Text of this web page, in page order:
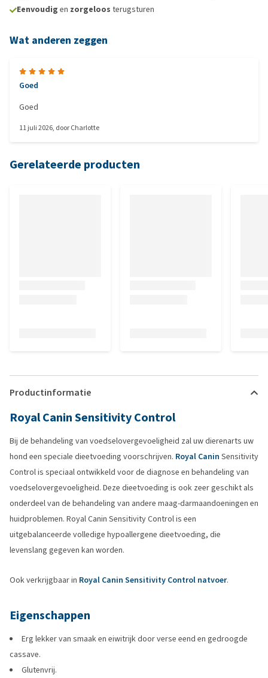
Eenvoudig en zorgeloos terugsturen
Wat anderen zeggen
Goed
Goed
11 juli 2026, doorCharlotte
Gerelateerde producten
Productinformatie
Royal Canin Sensitivity Control
Bij de behandeling van voedselovergevoeligheid zal uw dierenarts uw
hond een speciale dieetvoeding voorschrijven. Royal Canin Sensitivity
Control is speciaal ontwikkeld voor de diagnose en behandeling van
voedselovergevoeligheid. Deze dieetvoeding is ook zeer geschikt als
onderdeel van de behandeling van andere maag-darmaandoeningen en
huidproblemen. Royal Canin Sensitivity Control is een
uitgebalanceerde volledige hypoallergene dieetvoeding, die
levenslang gegeven kan worden.
Ook verkrijgbaar in Royal Canin Sensitivity Control natvoer.
Eigenschappen
Erg lekker van smaak en eiwitrijk door verse eend en gedroogde
cassave.
Glutenvrij.